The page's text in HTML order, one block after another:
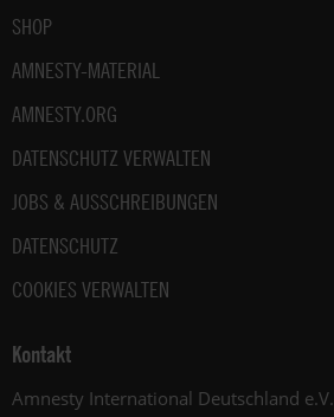
SHOP
AMNESTY-MATERIAL
AMNESTY.ORG
DATENSCHUTZ VERWALTEN
JOBS & AUSSCHREIBUNGEN
DATENSCHUTZ
COOKIES VERWALTEN
Kontakt
Amnesty International Deutschland e.V.